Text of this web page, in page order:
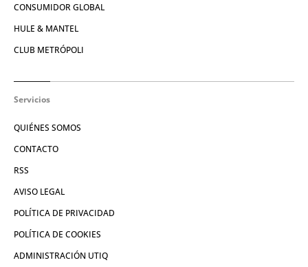
CONSUMIDOR GLOBAL
HULE & MANTEL
CLUB METRÓPOLI
Servicios
QUIÉNES SOMOS
CONTACTO
RSS
AVISO LEGAL
POLÍTICA DE PRIVACIDAD
POLÍTICA DE COOKIES
ADMINISTRACIÓN UTIQ